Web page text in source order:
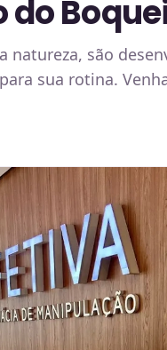
natureza, são
sua rotina.